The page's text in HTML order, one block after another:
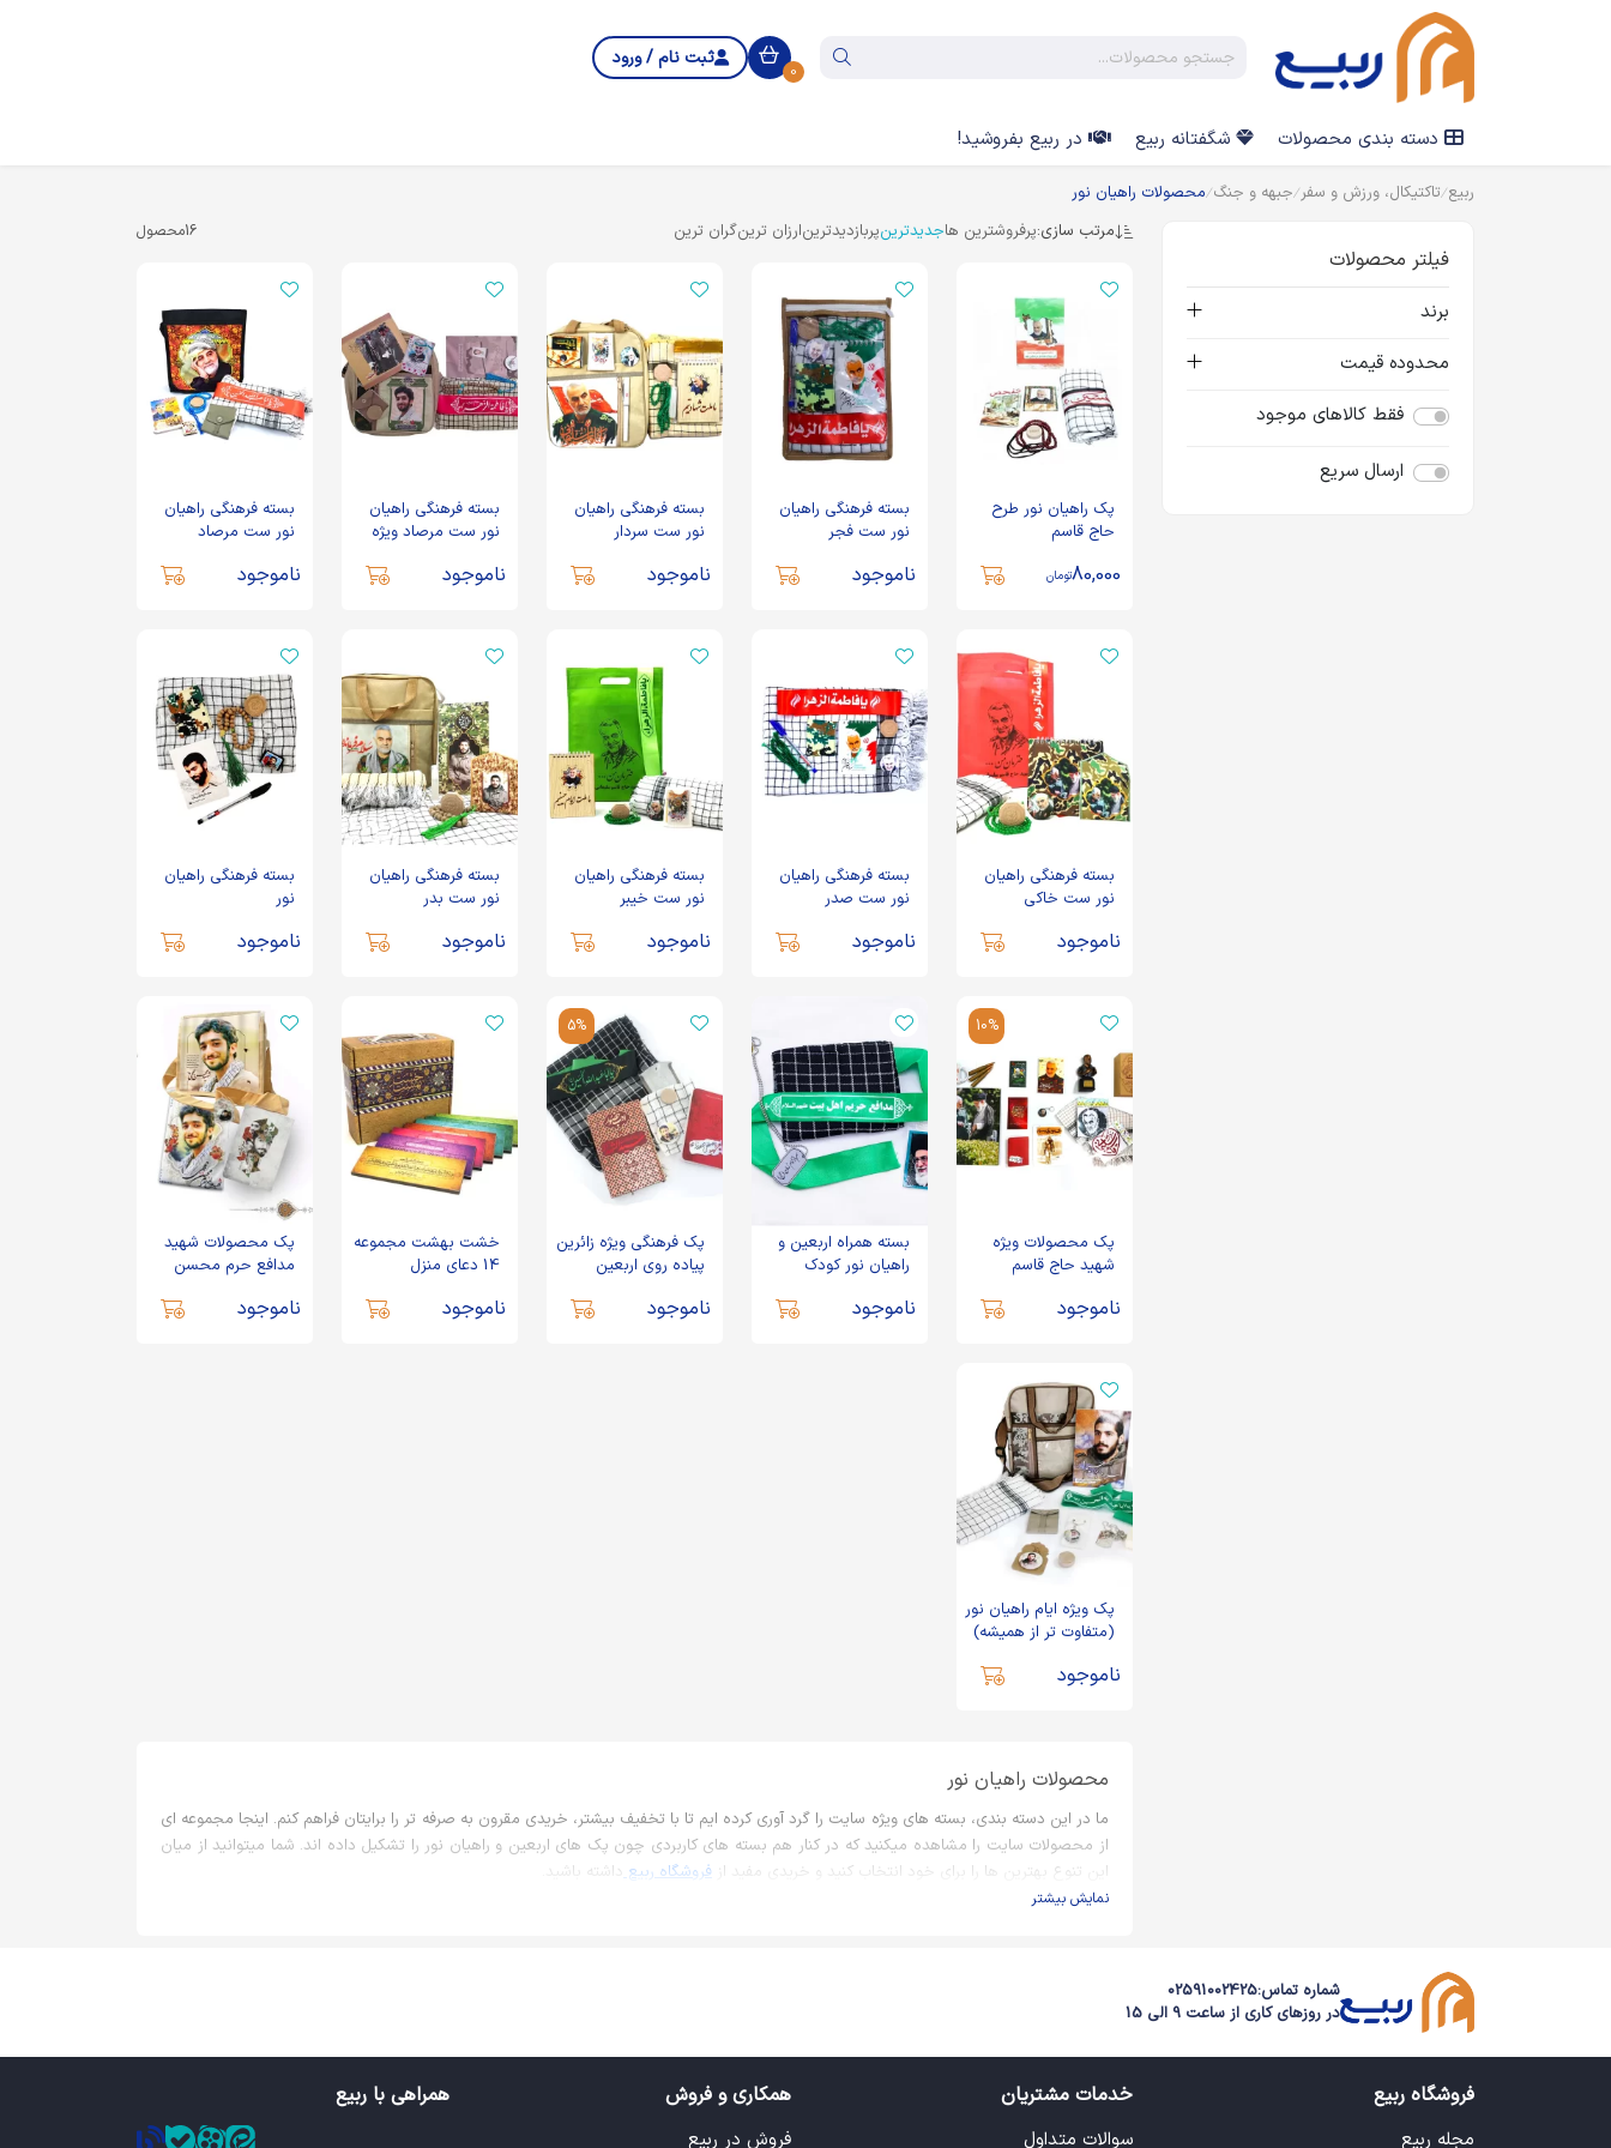
0
ثبت نام / ورود
دسته بندی محصولات شگفتانه ربیع در ربیع بفروشید!
ربیع تاکتیکال، ورزش و سفر جبهه و جنگ محصولات راهیان نور
فیلتر محصولات
برند
محدوده قیمت
فقط کالاهای موجود
ارسال سریع
مرتب سازی:پرفروشترین هاجدیدترینپربازدیدترینارزان ترینگران ترین 16محصول
پک راهیان نور طرح
حاج قاسم
80,000تومان
بسته فرهنگی راهیان
نور ست فجر
ناموجود
بسته فرهنگی راهیان
نور ست سردار
ناموجود
بسته فرهنگی راهیان
نور ست مرصاد ویژه
ناموجود
بسته فرهنگی راهیان
نور ست مرصاد
ناموجود
بسته فرهنگی راهیان
نور ست خاکی
ناموجود
بسته فرهنگی راهیان
نور ست صدر
ناموجود
بسته فرهنگی راهیان
نور ست خیبر
ناموجود
بسته فرهنگی راهیان
نور ست بدر
ناموجود
بسته فرهنگی راهیان
نور
ناموجود
10%
پک محصولات ویژه
شهید حاج قاسم
ناموجود
بسته همراه اربعین و
راهیان نور کودک
ناموجود
5%
پک فرهنگی ویژه زائرین
پیاده روی اربعین
ناموجود
خشت بهشت مجموعه
14 دعای منزل
ناموجود
پک محصولات شهید
مدافع حرم محسن
ناموجود
پک ویژه ایام راهیان نور
(متفاوت تر از همیشه)
ناموجود
محصولات راهیان نور
ما در این دسته بندی، بسته های ویژه سایت را گرد آوری کرده ایم تا با تخفیف بیشتر، خریدی مقرون به صرفه تر را برایتان فراهم کنم. اینجا مجموعه ای
از محصولات سایت را مشاهده میکنید که در کنار هم بسته های کاربردی چون پک های اربعین و راهیان نور را تشکیل داده اند. شما میتوانید از میان
این تنوع بهترین ها را برای خود انتخاب کنید و خریدی مفید از فروشگاه ربیعداشته باشید.
نمایش بیشتر
شماره تماس:02591002425
در روزهای کاری از ساعت 9 الی 15
فروشگاه ربیع
مجله ربیع
خدمات مشتریان
سوالات متداول
همکاری و فروش
فروش در ربیع
همراهی با ربیع